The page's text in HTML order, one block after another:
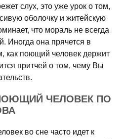
слух, это уже урок о том,
оболочку и житейскую
что мораль не всегда
Иногда она прячется в
как поющий человек держит
притчей о том, чему Вы
ЧЕЛОВЕК ПО
во сне часто идет к